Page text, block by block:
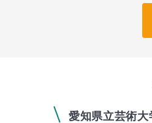
愛知県立芸術